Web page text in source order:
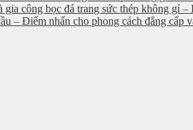
công bọc đá trang sức thép không gỉ
– Điểm nhấn cho phong cách đẳng cấp